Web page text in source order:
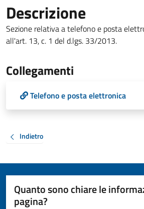
Descrizione
Sezione relativa a telefono e posta
all'art. 13, c. 1 del d.lgs. 33/2013.
Collegamenti
Telefono e posta elettronica
Indietro
Quanto sono chiare le
pagina?